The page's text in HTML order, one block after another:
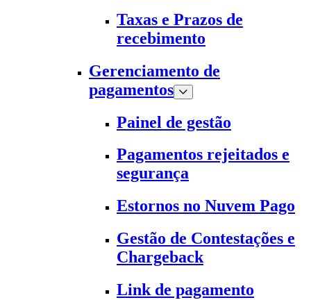
Taxas e Prazos de
recebimento
Gerenciamento de
pagamentos
Painel de gestão
Pagamentos rejeitados e
segurança
Estornos no Nuvem Pago
Gestão de Contestações e
Chargeback
Link de pagamento